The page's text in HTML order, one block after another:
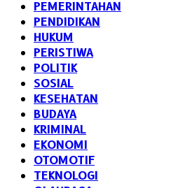
PEMERINTAHAN
PENDIDIKAN
HUKUM
PERISTIWA
POLITIK
SOSIAL
KESEHATAN
BUDAYA
KRIMINAL
EKONOMI
OTOMOTIF
TEKNOLOGI